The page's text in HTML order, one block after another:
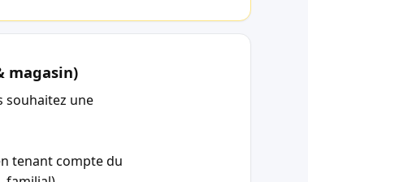
magasin)
souhaitez une
tenant compte du